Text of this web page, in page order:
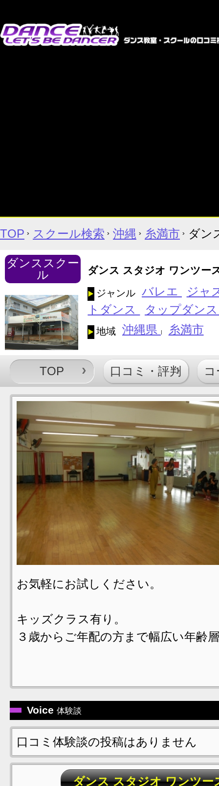
TOP スクール検索 沖縄 糸満市 ダン
ダンススクー
ル
ダンス スタジオ ワンツー
ジャンル バレエ
ジャ
トダンス
タップダン
地域 沖縄県 | 糸満市
TOP 口コミ・評判
お気軽にお試しください。
キッズクラス有り。
３歳からご年配の方まで幅広い年齢
Voice 体験談
口コミ体験談の投稿はありません
ダンス スタジオ ワンツー